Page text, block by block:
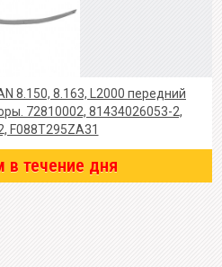
8.150, 8.163, L2000 передний
72810002, 81434026053-2,
F088T295ZA31
в течение дня